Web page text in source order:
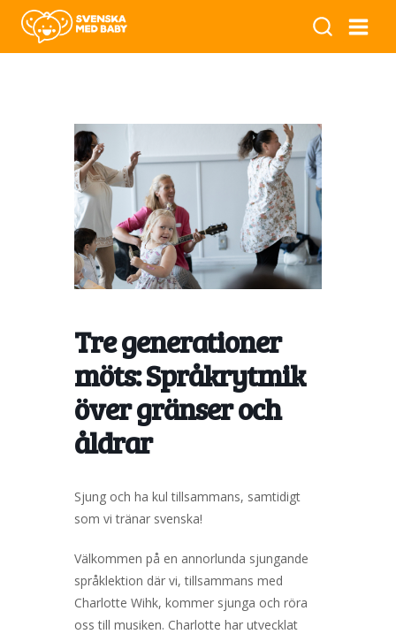
Tre generationer
möts: Språkrytmik
över gränser och
åldrar
Sjung och ha kul tillsammans, samtidigt
som vi tränar svenska!
Välkommen på en annorlunda sjungande
språklektion där vi, tillsammans med
Charlotte Wihk, kommer sjunga och röra
oss till musiken. Charlotte har utvecklat